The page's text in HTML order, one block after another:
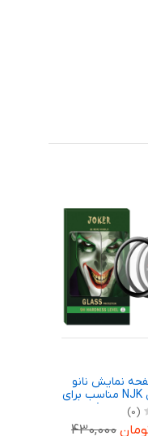
نمایش نانو
جوکر مدل NJK مناسب برای
شیائومی
(0)
430,000